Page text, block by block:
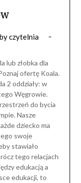
byczytelnia
lub złobka dla
ofertę Koala.
2 oddziały: w
Węgrowie.
do bycia
Nasze
dziecko ma
swoje
stawiało
tego relacjach
edukacją a
edukacji, to